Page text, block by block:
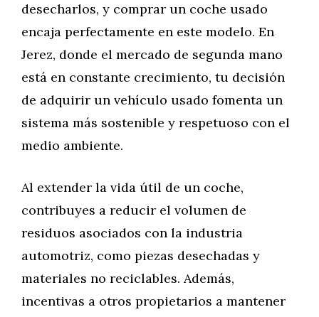
desecharlos, y comprar un coche usado
encaja perfectamente en este modelo. En
Jerez, donde el mercado de segunda mano
está en constante crecimiento, tu decisión
de adquirir un vehículo usado fomenta un
sistema más sostenible y respetuoso con el
medio ambiente.
Al extender la vida útil de un coche,
contribuyes a reducir el volumen de
residuos asociados con la industria
automotriz, como piezas desechadas y
materiales no reciclables. Además,
incentivas a otros propietarios a mantener